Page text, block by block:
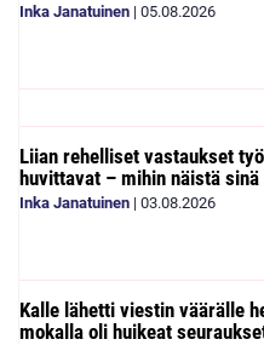
Inka Janatuinen | 05.08.2026
Liian rehelliset vastaukset
huvittavat – mihin näistä
Inka Janatuinen | 03.08.2026
Kalle lähetti viestin väärälle
mokalla oli huikeat